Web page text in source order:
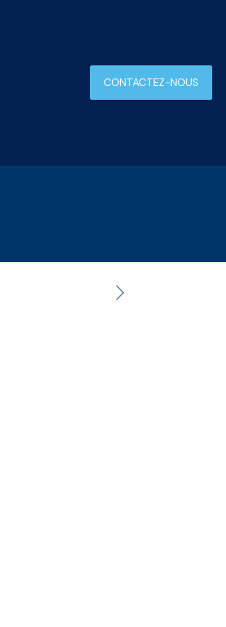
CONTACTEZ-NOUS